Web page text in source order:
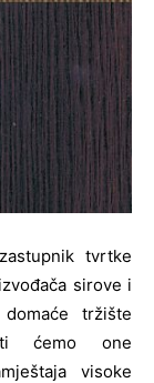
tvrtke
sirove i
tržište
ćemo one
visoke